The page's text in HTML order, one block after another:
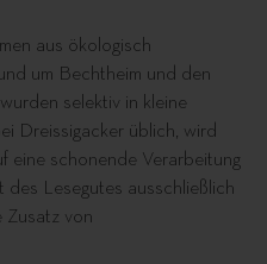
aus ökologisch
um Bechtheim und den
selektiv in kleine
Dreissigacker üblich, wird
eine schonende Verarbeitung
des Lesegutes ausschließlich
Zusatz von